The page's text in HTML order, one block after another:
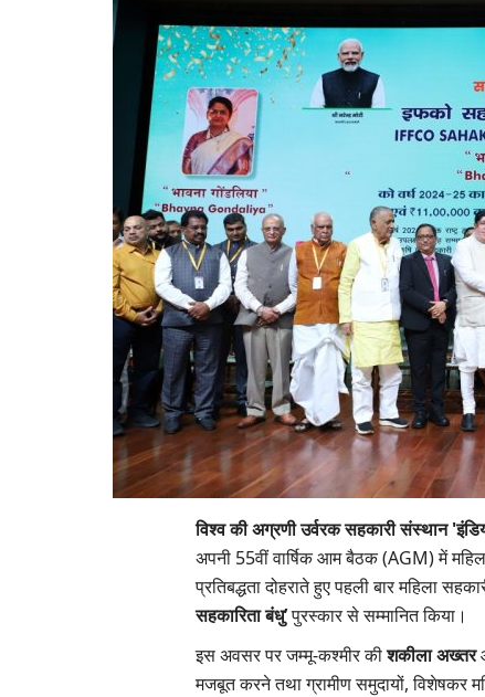
विश्व की अग्रणी उर्वरक सहकारी संस्थान
अपनी 55वीं वार्षिक आम बैठक (AGM) में
प्रतिबद्धता दोहराते हुए पहली बार महिला
सहकारिता बंधु’पुरस्कार से सम्मानित किया।
इस अवसर पर जम्मू-कश्मीर कीशकीला अख्तर
मजबूत करने तथा ग्रामीण समुदायों, विशेषकर